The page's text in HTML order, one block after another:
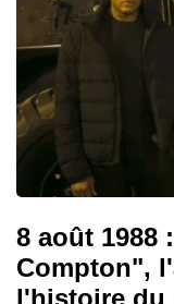
8 août 1988
Compton",